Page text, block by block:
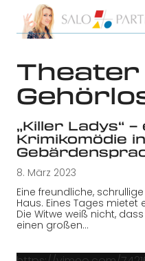
„Killer Ladys“ –
Krimikomödie
8. März 2023
Eine freundliche,
Haus. Eines Tages mietet
Die Witwe weiß nicht,
einen großen…